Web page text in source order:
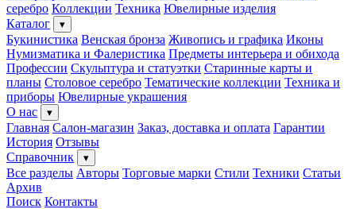
серебро Коллекции Техника Ювелирные изделия
Каталог
▾
Букинистика Венская бронза Живопись и графика Иконы
Нумизматика и Фалеристика Предметы интерьера и обихода
Профессии Скульптура и статуэтки Старинные карты и
планы Столовое серебро Тематические коллекции Техника и
приборы Ювелирные украшения
О нас
▾
Главная Салон-магазин Заказ, доставка и оплата Гарантии
История Отзывы
Справочник
▾
Все разделы Авторы Торговые марки Стили Техники Статьи
Архив
Поиск Контакты